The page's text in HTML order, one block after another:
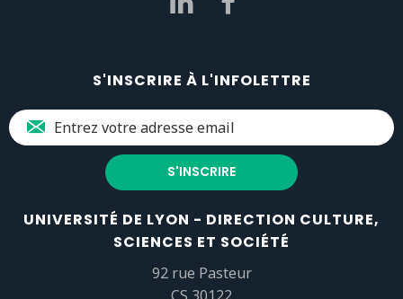
S'INSCRIRE À L'INFOLETTRE
UNIVERSITÉ DE LYON - DIRECTION CULTURE,
SCIENCES ET SOCIÉTÉ
92 rue Pasteur